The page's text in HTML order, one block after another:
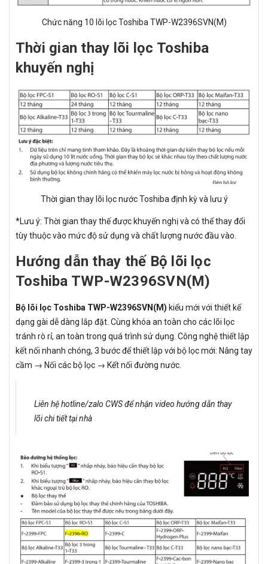
Chức năng 10 lõi lọc Toshiba TWP-W2396SVN(M)
Thời gian thay lõi lọc Toshiba
khuyến nghị
Thời gian thay lõi lọc nước Toshiba định kỳ và lưu ý
*Lưu ý: Thời gian thay thế được khuyến nghị và có thể thay đổi
tùy thuộc vào mức độ sử dụng và chất lượng nước đầu vào.
Hướng dẫn thay thế Bộ lõi lọc
Toshiba TWP-W2396SVN(M)
Bộ lõi lọc Toshiba TWP-W2396SVN(M) kiểu mới với thiết kế
dạng gài dễ dàng lắp đặt. Cùng khóa an toàn cho các lõi lọc
tránh rò rỉ, an toàn trong quá trình sử dụng. Công nghệ thiết lập
kết nối nhanh chóng, 3 bước để thiết lập với bộ lọc mới: Nâng tay
cầm → Nối các bộ lọc → Kết nối đường nước.
Liên hệ hotline/zalo CWS để nhận video hướng dẫn thay
lõi chi tiết tại nhà